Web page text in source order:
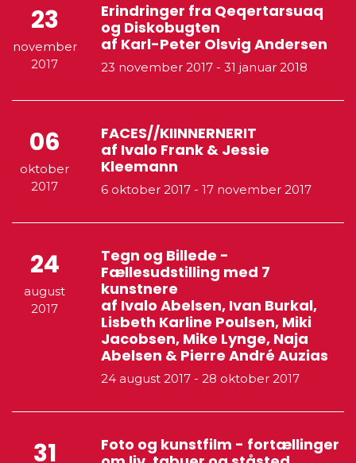
23
november
2017
Erindringer fra Qeqertarsuaq
og Diskobugten
af Karl-Peter Olsvig Andersen
23 november 2017 - 31 januar 2018
06
oktober
2017
FACES//KIINNERNERIT
af Ivalo Frank & Jessie
Kleemann
6 oktober 2017 - 17 november 2017
24
august
2017
Tegn og Billede -
Fællesudstilling med 7
kunstnere
af Ivalo Abelsen, Ivan Burkal,
Lisbeth Karline Poulsen, Miki
Jacobsen, Mike Lynge, Naja
Abelsen & Pierre André Auzias
24 august 2017 - 28 oktober 2017
31
Foto og kunstfilm - fortællinger